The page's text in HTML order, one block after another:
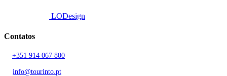
LODesign
Contatos
+351 914 067 800
info@tourinto.pt